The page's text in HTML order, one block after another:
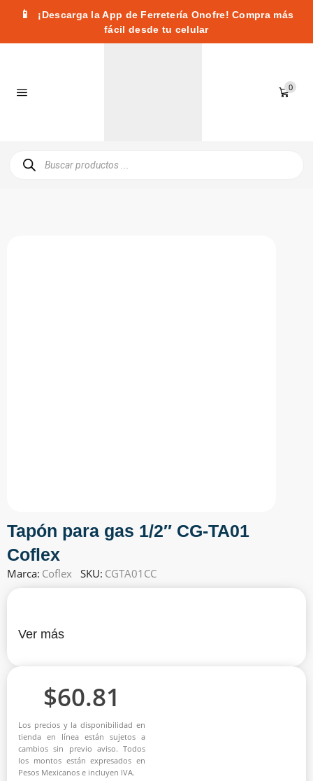
📱
¡Descarga la App de Ferretería Onofre! Compra más
fácil desde tu celular
0
Tapón para gas 1/2″ CG-TA01
Coflex
Marca: Coflex SKU: CGTA01CC
Ver más
$60.81
Los precios y la disponibilidad en
tienda en línea están sujetos a
cambios sin previo aviso. Todos
los montos están expresados en
Pesos Mexicanos e incluyen IVA.